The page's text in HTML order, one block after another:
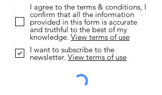
I agree to the terms & conditions, I
confirm that all the information
provided in this form is accurate
and truthful to the best of my
knowledge. View terms of use
I want to subscribe to the
newsletter. View terms of use